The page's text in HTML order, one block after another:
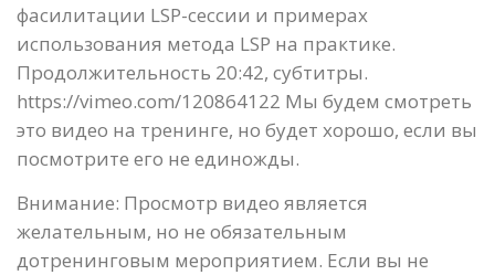
фасилитации LSP-сессии и примерах
использования метода LSP на практике.
Продолжительность 20:42, субтитры.
https://vimeo.com/120864122 Мы будем смотреть
это видео на тренинге, но будет хорошо, если вы
посмотрите его не единожды.
Внимание: Просмотр видео является
желательным, но не обязательным
дотренинговым мероприятием. Если вы не